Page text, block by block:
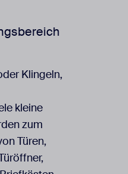
Klingeln,
kleine
zum
Türen,